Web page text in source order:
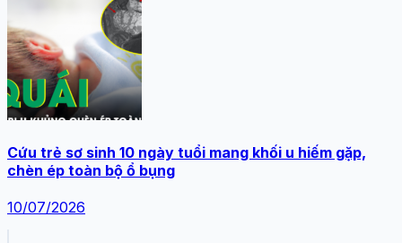
Cứu trẻ sơ sinh 10 ngày tuổi mang khối u hiếm gặp,
chèn ép toàn bộ ổ bụng
10/07/2026